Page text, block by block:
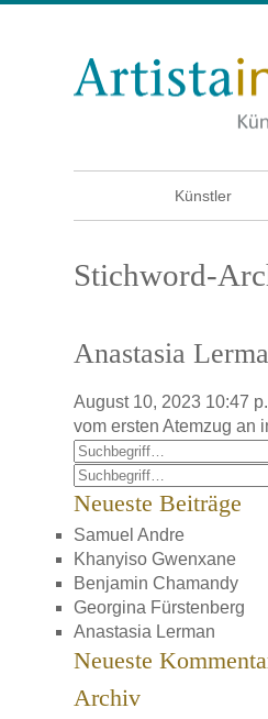
Künstler
Stichword-
Anastasia
August 10, 2023 10:47
vom ersten Atemzug an
Neueste Beiträge
Samuel Andre
Khanyiso Gwenxane
Benjamin Chamandy
Georgina Fürstenberg
Anastasia Lerman
Neueste
Archiv